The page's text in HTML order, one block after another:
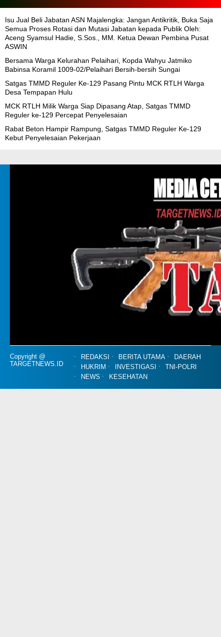
Isu Jual Beli Jabatan ASN Majalengka: Jangan Antikritik, Buka Saja
Semua Proses Rotasi dan Mutasi Jabatan kepada Publik Oleh:
Aceng Syamsul Hadie, S.Sos., MM. Ketua Dewan Pembina Pusat
ASWIN
Bersama Warga Kelurahan Pelaihari, Kopda Wahyu Jatmiko
Babinsa Koramil 1009-02/Pelaihari Bersih-bersih Sungai
Satgas TMMD Reguler Ke-129 Pasang Pintu MCK RTLH Warga
Desa Tempapan Hulu
MCK RTLH Milik Warga Siap Dipasang Atap, Satgas TMMD
Reguler ke-129 Percepat Penyelesaian
Rabat Beton Hampir Rampung, Satgas TMMD Reguler Ke-129
Kebut Penyelesaian Pekerjaan
Copyright @
TARGETNEWS.ID
REDAKSI BERITA UTAMA
DAERAH
HUKRIM
INVESTIGASI
TNI-POLRI
NEWS
KESEHATAN